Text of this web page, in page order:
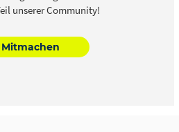
unserer Community!
Mitmachen